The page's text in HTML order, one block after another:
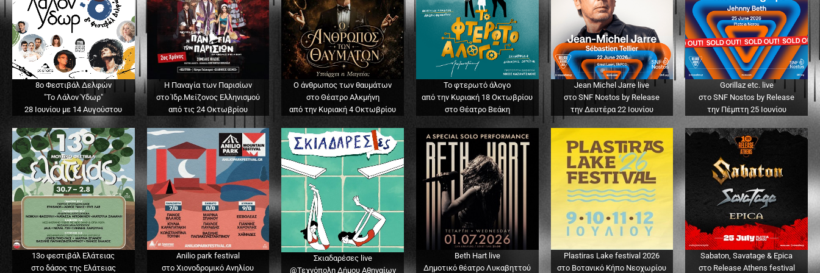
8ο Φεστιβάλ Δελφών
"Το Λάλον Ύδωρ"
28 Ιουνίου με 14 Αυγούστου
Η Παναγία των Παρισίων
στο Ίδρ.Μείζονος Ελληνισμού
από τις 24 Οκτωβρίου
Ο άνθρωπος των θαυμάτων
στο Θέατρο Αλκμήνη
από την Κυριακή 4 Οκτωβρίου
Το φτερωτό άλογο
από την Κυριακή 18 Οκτωβρίου
στο Θέατρο Βεάκη
Jean Michel Jarre live
στο SNF Nostos by Release
την Δευτέρα 22 Ιουνίου
Gorillaz etc. live
στο SNF Nostos by Release
την Πέμπτη 25 Ιουνίου
13o φεστιβάλ Ελάτειας
στο δάσος της Ελάτειας
Anilio park festival
στο Χιονοδρομικό Ανηλίου
Σκιαδαρέσες live
@Τεχνόπολη Δήμου Αθηναίων
Beth Hart live
Δημοτικό θέατρο Λυκαβηττού
Plastiras Lake festival 2026
στο Βοτανικό Κήπο Νεοχωρίου
Sabaton, Savatage & Epica
στο Release Athens festival